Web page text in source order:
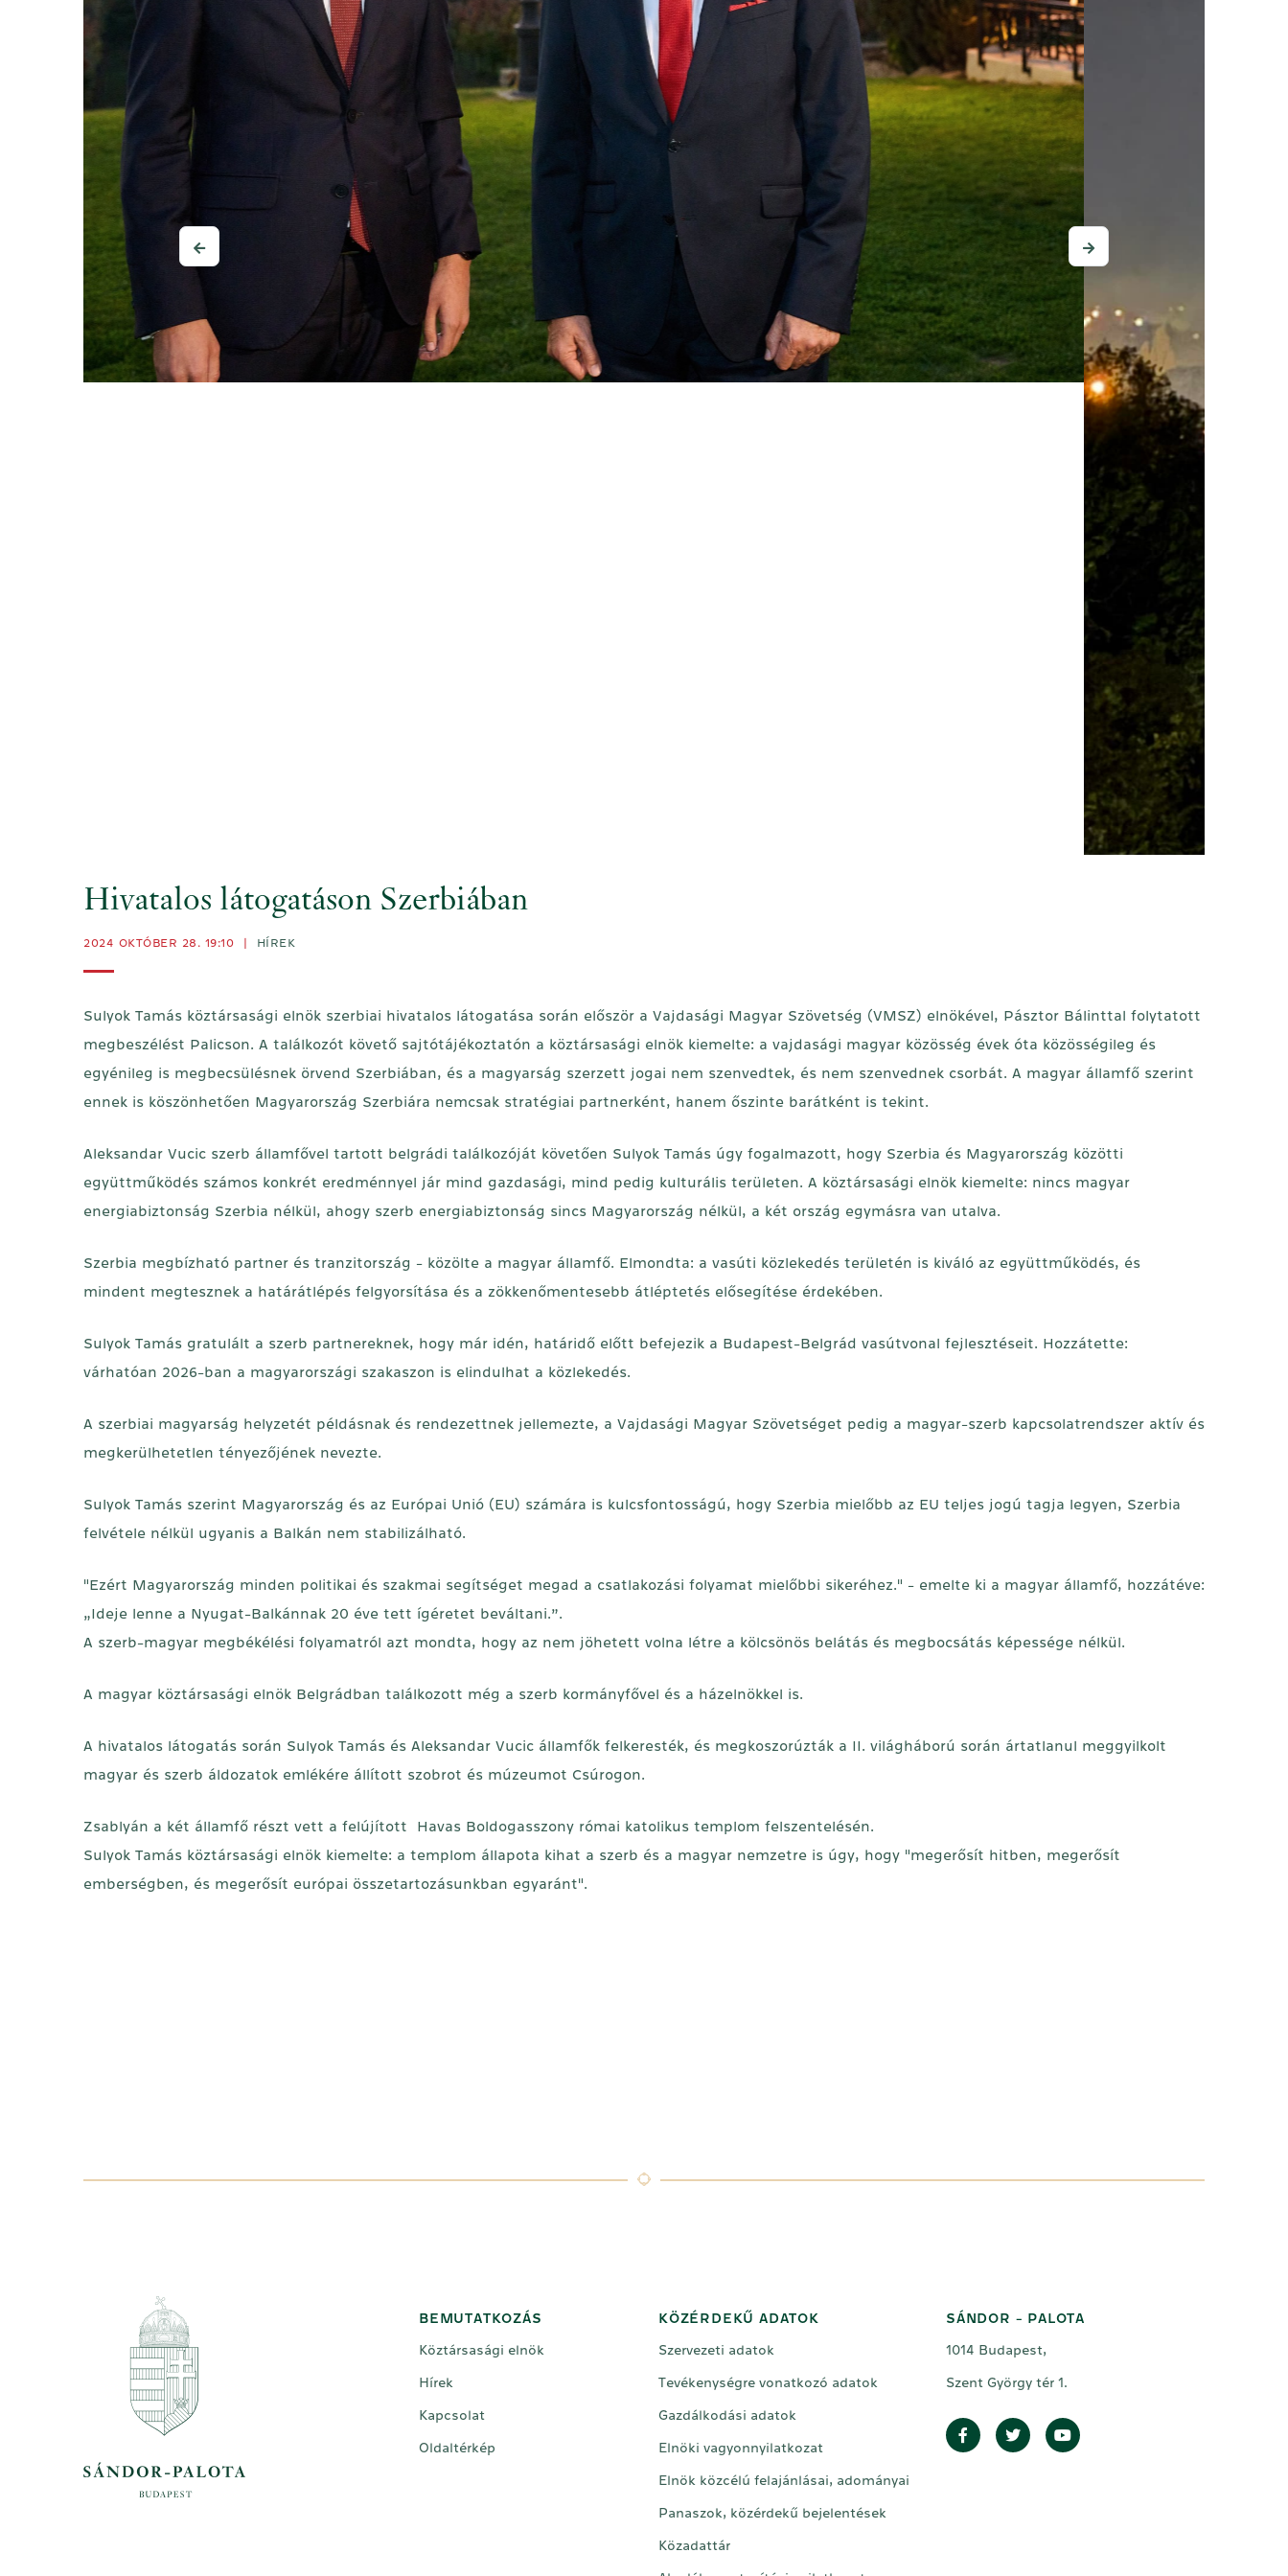
Hivatalos látogatáson Szerbiában
2024 OKTÓBER 28. 19:10 HÍREK
Sulyok Tamás köztársasági elnök szerbiai hivatalos látogatása során először a Vajdasági Magyar Szövetség (VMSZ) elnökével, Pásztor Bálinttal folytatott
megbeszélést Palicson. A találkozót követő sajtótájékoztatón a köztársasági elnök kiemelte: a vajdasági magyar közösség évek óta közösségileg és
egyénileg is megbecsülésnek örvend Szerbiában, és a magyarság szerzett jogai nem szenvedtek, és nem szenvednek csorbát. A magyar államfő szerint
ennek is köszönhetően Magyarország Szerbiára nemcsak stratégiai partnerként, hanem őszinte barátként is tekint.
Aleksandar Vucic szerb államfővel tartott belgrádi találkozóját követően Sulyok Tamás úgy fogalmazott, hogy Szerbia és Magyarország közötti
együttműködés számos konkrét eredménnyel jár mind gazdasági, mind pedig kulturális területen. A köztársasági elnök kiemelte: nincs magyar
energiabiztonság Szerbia nélkül, ahogy szerb energiabiztonság sincs Magyarország nélkül, a két ország egymásra van utalva.
Szerbia megbízható partner és tranzitország - közölte a magyar államfő. Elmondta: a vasúti közlekedés területén is kiváló az együttműködés, és
mindent megtesznek a határátlépés felgyorsítása és a zökkenőmentesebb átléptetés elősegítése érdekében.
Sulyok Tamás gratulált a szerb partnereknek, hogy már idén, határidő előtt befejezik a Budapest-Belgrád vasútvonal fejlesztéseit. Hozzátette:
várhatóan 2026-ban a magyarországi szakaszon is elindulhat a közlekedés.
A szerbiai magyarság helyzetét példásnak és rendezettnek jellemezte, a Vajdasági Magyar Szövetséget pedig a magyar-szerb kapcsolatrendszer aktív és
megkerülhetetlen tényezőjének nevezte.
Sulyok Tamás szerint Magyarország és az Európai Unió (EU) számára is kulcsfontosságú, hogy Szerbia mielőbb az EU teljes jogú tagja legyen, Szerbia
felvétele nélkül ugyanis a Balkán nem stabilizálható.
"Ezért Magyarország minden politikai és szakmai segítséget megad a csatlakozási folyamat mielőbbi sikeréhez." - emelte ki a magyar államfő, hozzátéve:
„Ideje lenne a Nyugat-Balkánnak 20 éve tett ígéretet beváltani.”.
A szerb-magyar megbékélési folyamatról azt mondta, hogy az nem jöhetett volna létre a kölcsönös belátás és megbocsátás képessége nélkül.
A magyar köztársasági elnök Belgrádban találkozott még a szerb kormányfővel és a házelnökkel is.
A hivatalos látogatás során Sulyok Tamás és Aleksandar Vucic államfők felkeresték, és megkoszorúzták a II. világháború során ártatlanul meggyilkolt
magyar és szerb áldozatok emlékére állított szobrot és múzeumot Csúrogon.
Zsablyán a két államfő részt vett a felújított Havas Boldogasszony római katolikus templom felszentelésén.
Sulyok Tamás köztársasági elnök kiemelte: a templom állapota kihat a szerb és a magyar nemzetre is úgy, hogy "megerősít hitben, megerősít
emberségben, és megerősít európai összetartozásunkban egyaránt".
BEMUTATKOZÁS
Köztársasági elnök
Hírek
Kapcsolat
Oldaltérkép
KÖZÉRDEKŰ ADATOK
Szervezeti adatok
Tevékenységre vonatkozó adatok
Gazdálkodási adatok
Elnöki vagyonnyilatkozat
Elnök közcélú felajánlásai, adományai
Panaszok, közérdekű bejelentések
Közadattár
SÁNDOR - PALOTA
1014 Budapest,
Szent György tér 1.
FacebookTwitter